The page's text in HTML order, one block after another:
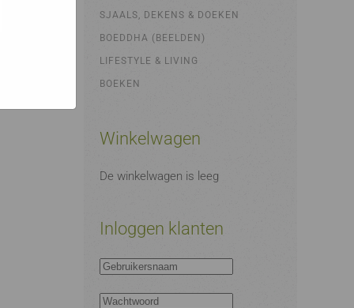
SJAALS, DEKENS & DOEKEN
BOEDDHA (BEELDEN)
LIFESTYLE & LIVING
BOEKEN
Winkelwagen
De winkelwagen is leeg
Inloggen klanten
van